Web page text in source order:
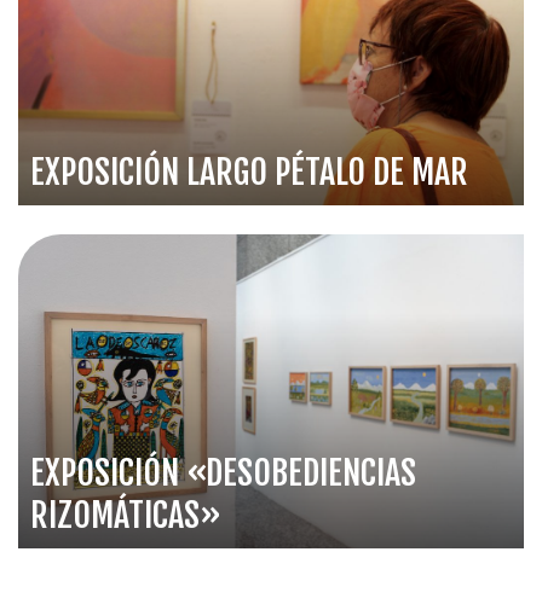
EXPOSICIÓN LARGO PÉTALO DE MAR
EXPOSICIÓN «DESOBEDIENCIAS
RIZOMÁTICAS»